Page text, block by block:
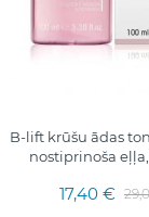
B-lift krūšu ādas
nostiprinoša eļļa,
17,40 €